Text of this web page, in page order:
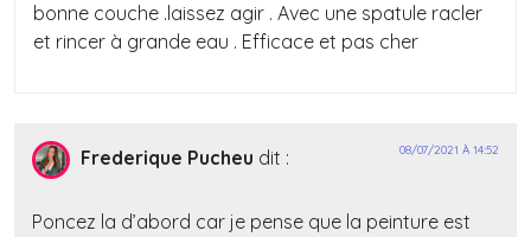
bonne couche .laissez agir . Avec une spatule racler
et rincer à grande eau . Efficace et pas cher
Frederique Pucheu dit : 08/07/2021 À 14:52
Poncez la d’abord car je pense que la peinture est